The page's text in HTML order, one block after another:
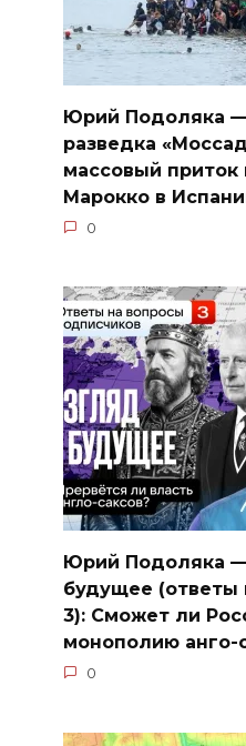
Юрий Подоляка —
разведка
массовый приток
Марокко в
0
Юрий Подоляка
будущее (ответы
3): Сможет ли
монополию анго-
0